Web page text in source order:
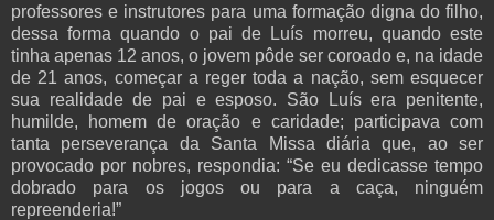
professores e instrutores para uma formação digna do filho,
dessa forma quando o pai de Luís morreu, quando este
tinha apenas 12 anos, o jovem pôde ser coroado e, na idade
de 21 anos, começar a reger toda a nação, sem esquecer
sua realidade de pai e esposo. São Luís era penitente,
humilde, homem de oração e caridade; participava com
tanta perseverança da Santa Missa diária que, ao ser
provocado por nobres, respondia: “Se eu dedicasse tempo
dobrado para os jogos ou para a caça, ninguém
repreenderia!”